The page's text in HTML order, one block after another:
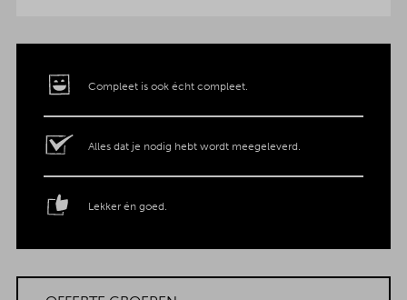
Compleet is ook écht compleet.
Alles dat je nodig hebt wordt meegeleverd.
Lekker én goed.